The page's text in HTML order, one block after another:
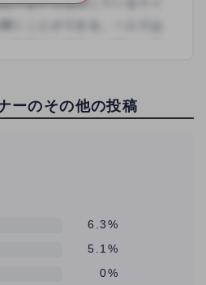
ーのその他の投稿
6.3%
5.1%
0%